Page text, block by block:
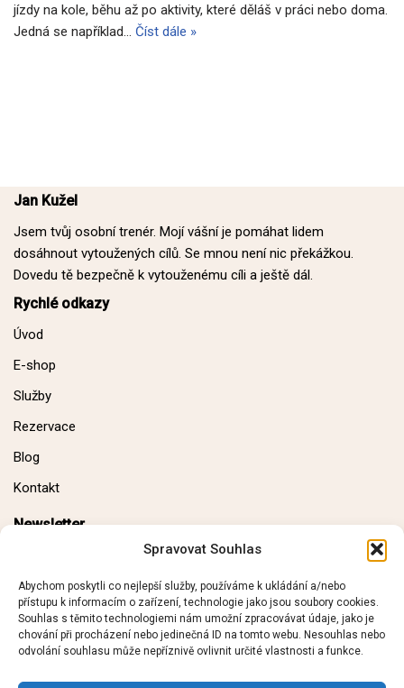
Spravovat Souhlas
Abychom poskytli co nejlepší služby, používáme k ukládání a/nebo
přístupu k informacím o zařízení, technologie jako jsou soubory cookies.
Souhlas s těmito technologiemi nám umožní zpracovávat údaje, jako je
chování při procházení nebo jedinečná ID na tomto webu. Nesouhlas nebo
odvolání souhlasu může nepříznivě ovlivnit určité vlastnosti a funkce.
jízdy na kole, běhu až po aktivity, které děláš v práci nebo doma.
Jedná se například… Číst dále »
Jan Kužel
Jsem tvůj osobní trenér. Mojí vášní je pomáhat lidem
dosáhnout vytoužených cílů. Se mnou není nic překážkou.
Dovedu tě bezpečně k vytouženému cíli a ještě dál.
Rychlé odkazy
Úvod
E-shop
Služby
Rezervace
Blog
Kontakt
Newsletter